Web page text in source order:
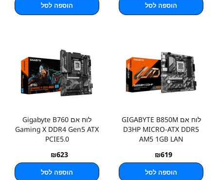
הוספה לסל הוספה לסל
לוח אם GIGABYTE B850M
D3HP MICRO-ATX DDR5
AM5 1GB LAN
₪619
הוספה לסל
לוח אם Gigabyte B760
Gaming X DDR4 Gen5 ATX
PCIE5.0
₪623
הוספה לסל